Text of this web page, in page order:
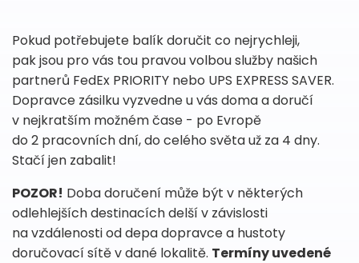
Pokud potřebujete balík doručit co nejrychleji,
pak jsou pro vás tou pravou volbou služby našich
partnerů FedEx PRIORITY nebo UPS EXPRESS SAVER.
Dopravce zásilku vyzvedne u vás doma a doručí
v nejkratším možném čase - po Evropě
do 2 pracovních dní, do celého světa už za 4 dny.
Stačí jen zabalit!
POZOR! Doba doručení může být v některých
odlehlejších destinacích delší v závislosti
na vzdálenosti od depa dopravce a hustoty
doručovací sítě v dané lokalitě. Termíny uvedené